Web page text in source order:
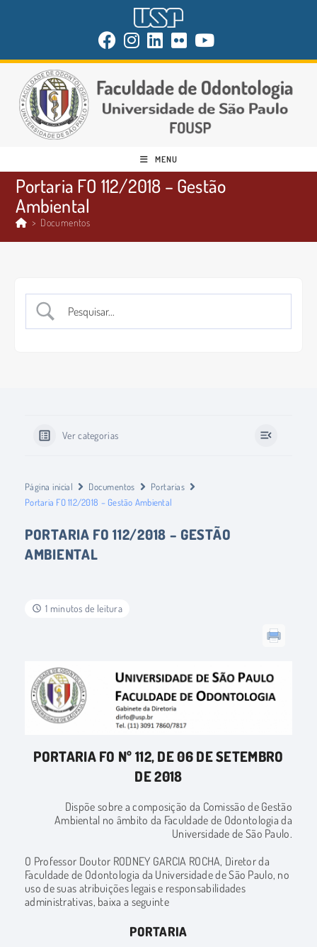
MENU
Portaria FO 112/2018 – Gestão
Ambiental
> Documentos
Ver categorias
Página inicial Documentos
Portarias
Portaria FO 112/2018 – Gestão Ambiental
PORTARIA FO 112/2018 – GESTÃO
AMBIENTAL
1 minutos de leitura
PORTARIA FO Nº 112, DE 06 DE SETEMBRO
DE 2018
Dispõe sobre a composição da Comissão de Gestão
Ambiental no âmbito da Faculdade de Odontologia da
Universidade de São Paulo.
O Professor Doutor RODNEY GARCIA ROCHA, Diretor da
Faculdade de Odontologia da Universidade de São Paulo, no
uso de suas atribuições legais e responsabilidades
administrativas, baixa a seguinte
PORTARIA